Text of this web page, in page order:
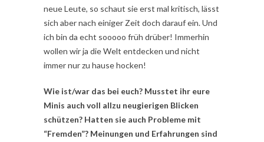
neue Leute, so schaut sie erst mal kritisch, lässt
sich aber nach einiger Zeit doch darauf ein. Und
ich bin da echt sooooo früh drüber! Immerhin
wollen wir ja die Welt entdecken und nicht
immer nur zu hause hocken!
Wie ist/war das bei euch? Musstet ihr eure
Minis auch voll allzu neugierigen Blicken
schützen? Hatten sie auch Probleme mit
“Fremden”? Meinungen und Erfahrungen sind